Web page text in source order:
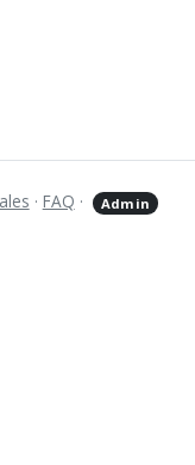
· FAQ · Admin